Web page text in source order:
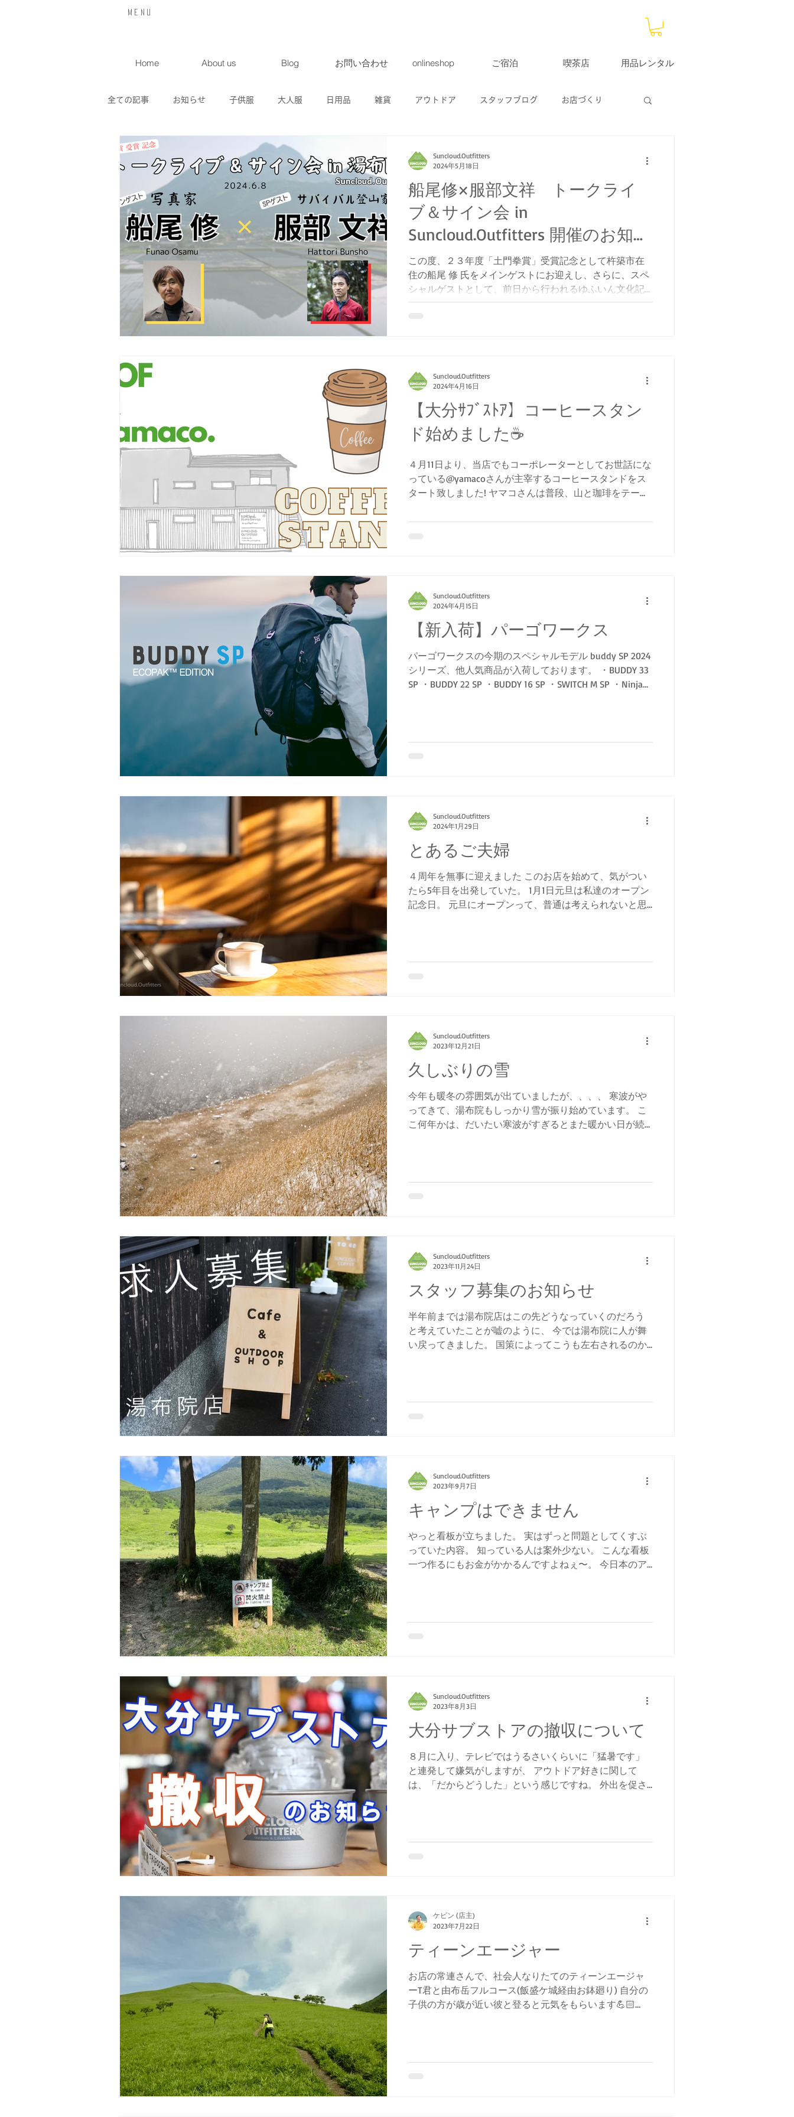
​Menu
Home About us Blog お問い合わせ onlineshop ご宿泊 喫茶店 用品レンタル
全ての記事 お知らせ 子供服 大人服 日用品 雑貨 アウトドア スタッフブログ お店づくり
喫茶店 イベント・ツアー
サンクラヒュッテ オリジナル商品
船尾修×服部文祥 トークライ
ブ＆サイン会 in
Suncloud.Outfitters 開催のお知ら
せ
この度、２３年度「土門拳賞」受賞記念として杵築市在
住の船尾 修 氏をメインゲストにお迎えし、さらに、スペ
シャルゲストとして、前日から行われるゆふいん文化記
録映画祭に参加予定の服部 文祥 氏をお迎えして、トーク
Suncloud.Outfitters
2024年5月18日
【大分ｻﾌﾞｽﾄｱ】コーヒースタン
ド始めました☕
４月11日より、当店でもコーポレーターとしてお世話にな
っている@yamacoさんが主宰するコーヒースタンドをス
タート致しました! ヤマコさんは普段、山と珈琲をテーマ
親切丁寧に道具の説明や案内もしてくれますので、これ
Suncloud.Outfitters
2024年4月16日
【新入荷】パーゴワークス
パーゴワークスの今期のスペシャルモデル buddy SP 2024
シリーズ、他人気商品が入荷しております。 ・BUDDY 33
SP ・BUDDY 22 SP ・BUDDY 16 SP ・SWITCH M SP ・Ninja
Suncloud.Outfitters
2024年4月15日
とあるご夫婦
４周年を無事に迎えました このお店を始めて、気がつい
たら5年目を出発していた。 1月1日元旦は私達のオープン
記念日。 元旦にオープンって、普通は考えられないと思
Suncloud.Outfitters
2024年1月29日
久しぶりの雪
今年も暖冬の雰囲気が出ていましたが、、、、 寒波がや
ってきて、湯布院もしっかり雪が振り始めています。 こ
こ何年かは、だいたい寒波がすぎるとまた暖かい日が続
Suncloud.Outfitters
2023年12月21日
スタッフ募集のお知らせ
半年前までは湯布院店はこの先どうなっていくのだろう
と考えていたことが嘘のように、 今では湯布院に人が舞
い戻ってきました。 国策によってこうも左右されるのか
Suncloud.Outfitters
2023年11月24日
キャンプはできません
やっと看板が立ちました。 実はずっと問題としてくすぶ
っていた内容。 知っている人は案外少ない。 こんな看板
一つ作るにもお金がかかるんですよねぇ〜。 今日本のア
Suncloud.Outfitters
2023年9月7日
大分サブストアの撤収について
８月に入り、テレビではうるさいくらいに「猛暑です」
と連発して嫌気がしますが、 アウトドア好きに関して
は、「だからどうした」という感じですね。 外出を促さ
Suncloud.Outfitters
2023年8月3日
ティーンエージャー
お店の常連さんで、社会人なりたてのティーンエージャ
ーT君と由布岳フルコース(飯盛ケ城経由お鉢廻り) 自分の
子供の方が歳が近い彼と登ると元気をもらいます💪🏻
ケビン (店主)
2023年7月22日